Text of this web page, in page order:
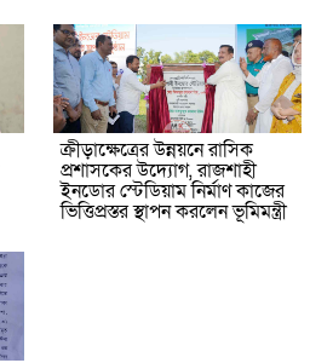
ক্রীড়াক্ষেত্রের উন্নয়নে রাসিক
প্রশাসকের উদ্যোগ, রাজশাহী
ইনডোর স্টেডিয়াম নির্মাণ কাজের
ভিত্তিপ্রস্তর স্থাপন করলেন ভূমিমন্ত্রী